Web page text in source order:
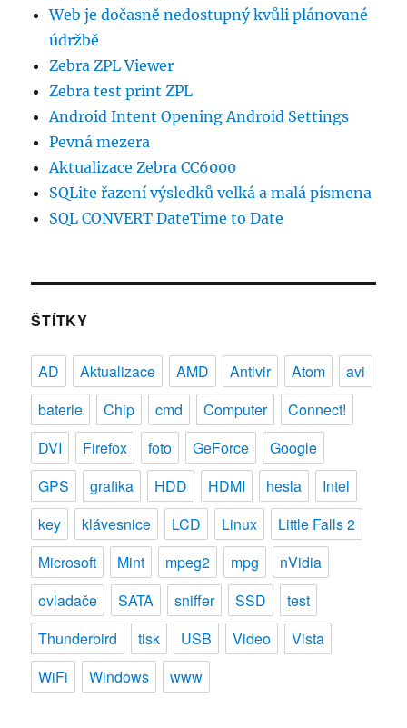
Web je dočasně nedostupný kvůli plánované
údržbě
Zebra ZPL Viewer
Zebra test print ZPL
Android Intent Opening Android Settings
Pevná mezera
Aktualizace Zebra CC6000
SQLite řazení výsledků velká a malá písmena
SQL CONVERT DateTime to Date
ŠTÍTKY
AD Aktualizace AMD Antivir Atom
avi
baterie
Chip cmd Computer
Connect!
DVI
Firefox foto GeForce
Google
GPS
grafika HDD HDMI hesla
Intel
key
klávesnice LCD Linux
Little Falls 2
Microsoft
Mint mpeg2 mpg
nVidia
ovladače
SATA sniffer SSD
test
Thunderbird
tisk USB Video
Vista
WiFi
Windows www